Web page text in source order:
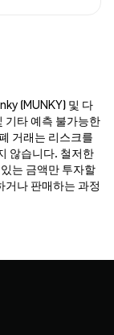
(MUNKY) 및 다
기타 예측 불가능한
거래는 리스크를
않습니다. 철저한
는 금액만 투자할
거나 판매하는 과정